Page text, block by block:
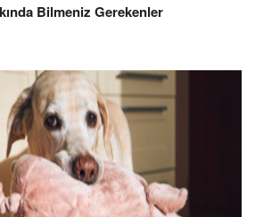
Bilmeniz Gerekenler